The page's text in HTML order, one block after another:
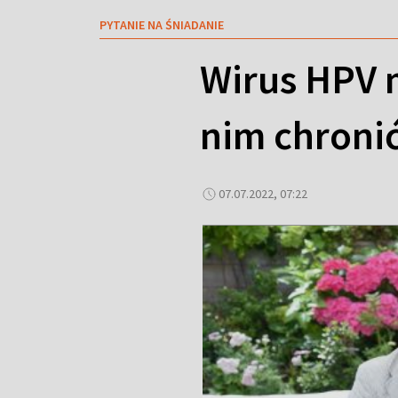
PYTANIE NA ŚNIADANIE
Wirus
nim
07.07.2022, 07:22